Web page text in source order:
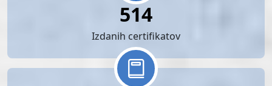
514
Izdanih certifikatov